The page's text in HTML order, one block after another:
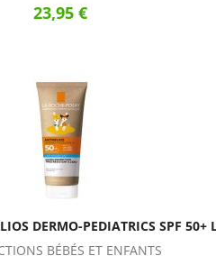
23,95 €
DERMO-PEDIATRICS SPF 50+
BÉBÉS ET ENFANTS